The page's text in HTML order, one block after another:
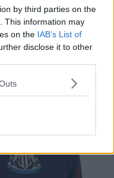
by third parties on the
This information may
on the IAB’s List of
disclose it to other